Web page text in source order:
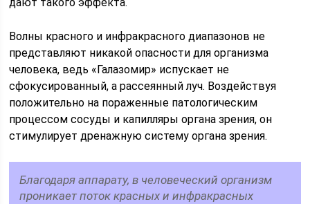
Волны красного и инфракрасного диапазонов не
представляют никакой опасности для организма
человека, ведь «Галазомир» испускает не
сфокусированный, а рассеянный луч. Воздействуя
положительно на пораженные патологическим
процессом сосуды и капилляры органа зрения, он
стимулирует дренажную систему органа зрения.
Благодаря аппарату, в человеческий организм
проникает поток красных и инфракрасных